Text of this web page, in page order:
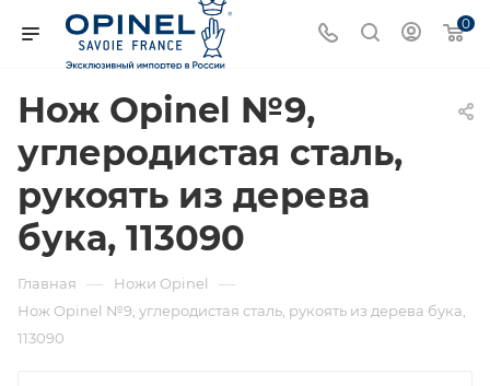
0
Нож Opinel №9,
углеродистая сталь,
рукоять из дерева
бука, 113090
Главная — Ножи Opinel —
Нож Opinel №9, углеродистая сталь, рукоять из дерева бука,
113090